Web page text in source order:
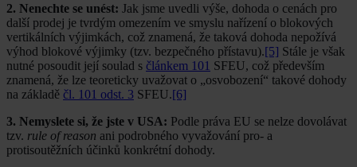
2. Nenechte se unést: Jak jsme uvedli výše, dohoda o cenách pro
další prodej je tvrdým omezením ve smyslu nařízení o blokových
vertikálních výjimkách, což znamená, že taková dohoda nepožívá
výhod blokové výjimky (tzv. bezpečného přístavu).[5] Stále je však
nutné posoudit její soulad s článkem 101 SFEU, což především
znamená, že lze teoreticky uvažovat o „osvobození“ takové dohody
na základě čl. 101 odst. 3 SFEU.[6]
3. Nemyslete si, že jste v USA: Podle práva EU se nelze dovolávat
tzv. rule of reason ani podrobného vyvažování pro- a
protisoutěžních účinků konkrétní dohody.